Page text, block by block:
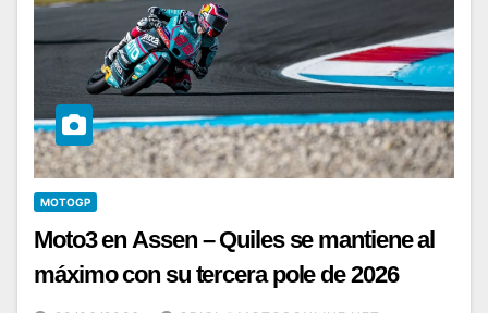
MOTOGP
Moto3 en Assen – Quiles se mantiene al
máximo con su tercera pole de 2026